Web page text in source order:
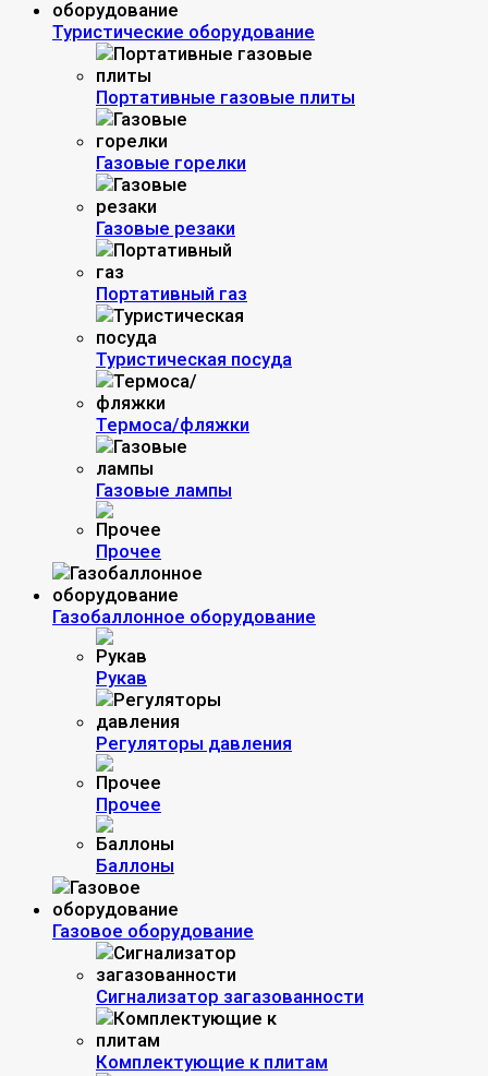
Туристические оборудование
Портативные газовые плиты
Газовые горелки
Газовые резаки
Портативный газ
Туристическая посуда
Термоса/фляжки
Газовые лампы
Прочее
Газобаллонное оборудование
Рукав
Регуляторы давления
Прочее
Баллоны
Газовое оборудование
Сигнализатор загазованности
Комплектующие к плитам